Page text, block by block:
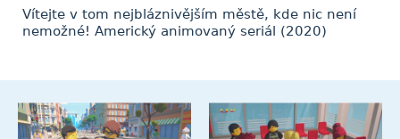
Vítejte v tom nejbláznivějším městě, kde nic není
nemožné! Americký animovaný seriál (2020)